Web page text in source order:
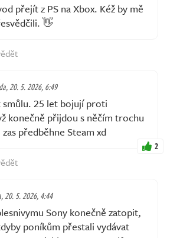
přejít z PS na Xbox. Kéž by mě
👋
20. 5. 2026, 6:49
25 let bojují proti
konečně přijdou s něčím trochu
předběhne Steam xd
2
20. 5. 2026, 4:44
Sony konečně zatopit,
poníkům přestali vydávat